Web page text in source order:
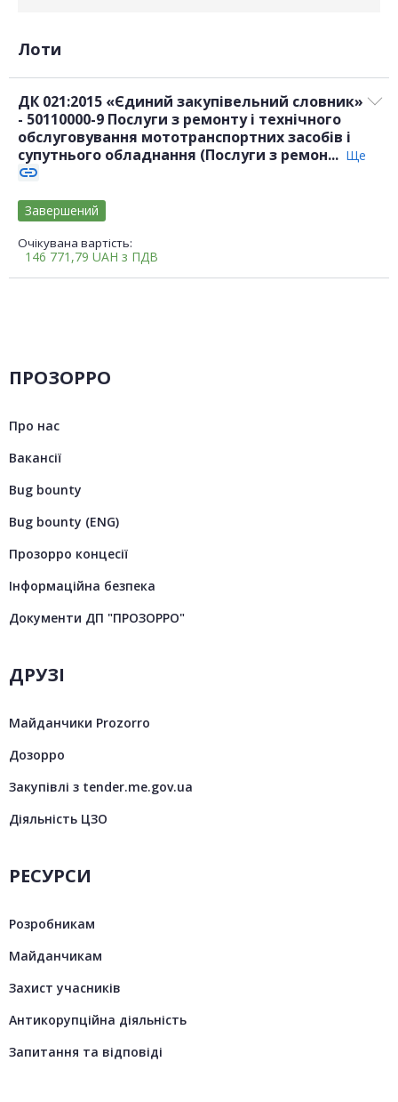
Лоти
ДК 021:2015 «Єдиний закупівельний словник»
- 50110000-9 Послуги з ремонту і технічного
обслуговування мототранспортних засобів і
супутнього обладнання (Послуги з ремон... Ще
link
Очікувана вартість:
146 771,79 UAH з ПДВ
Завершений
ПРОЗОРРО
Про нас
Вакансії
Bug bounty
Bug bounty (ENG)
Прозорро концесії
Інформаційна безпека
Документи ДП "ПРОЗОРРО"
ДРУЗІ
Майданчики Prozorro
Дозорро
Закупівлі з tender.me.gov.ua
Діяльність ЦЗО
РЕСУРСИ
Розробникам
Майданчикам
Захист учасників
Антикорупційна діяльність
Запитання та відповіді